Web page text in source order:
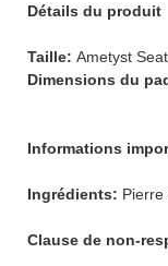
Détails du produit
Taille: Ametyst
Dimensions du
Informations
Ingrédients: Pierre
Clause de non-